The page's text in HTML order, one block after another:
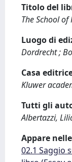
Titolo del
The School
Luogo di
Dordrecht ;
Casa
Kluwer
Tutti gli
Albertazzi,
Appare
02.1 Saggio